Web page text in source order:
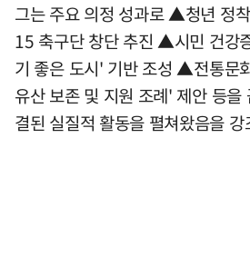
그는 주요 의정 성과로 ▲청년 정
15 축구단 창단 추진 ▲시민 건강
기 좋은 도시' 기반 조성 ▲전통문
유산 보존 및 지원 조례' 제안 등을
결된 실질적 활동을 펼쳐왔음을 강